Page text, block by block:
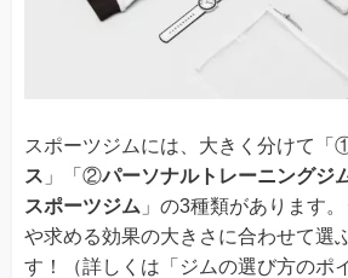
スポーツジムには、大きく分けて「
ス 」「②パーソナルトレーニングジ
スポーツジム 」の3種類があります
や求める効果の大きさに合わせて選
す！（詳しくは「ジムの選び方のポ